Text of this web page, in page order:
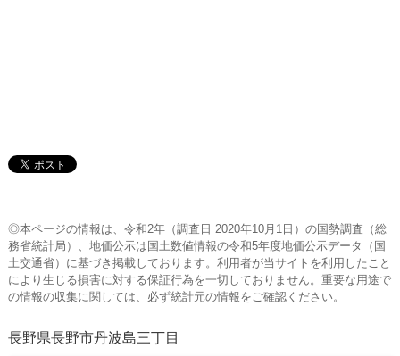
◎本ページの情報は、令和2年（調査日 2020年10月1日）の国勢調査（総
務省統計局）、地価公示は国土数値情報の令和5年度地価公示データ（国
土交通省）に基づき掲載しております。利用者が当サイトを利用したこと
により生じる損害に対する保証行為を一切しておりません。重要な用途で
の情報の収集に関しては、必ず統計元の情報をご確認ください。
長野県長野市丹波島三丁目